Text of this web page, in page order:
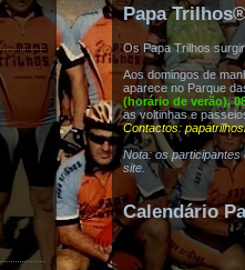
Papa
Os Papa Trilhos
Aos domingos de
aparece no Parque
(horário de verão),
as voltinhas e
Contactos:
Nota: os participantes
site.
Calendário